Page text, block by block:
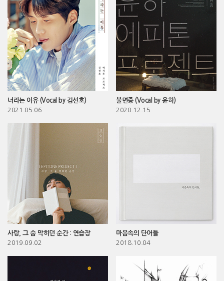
너라는 이유 (Vocal by 김선호)
2021.05.06
불면증 (Vocal by 윤하)
2020.12.15
사랑, 그 숨 막히던 순간 : 연습장
2019.09.02
마음속의 단어들
2018.10.04